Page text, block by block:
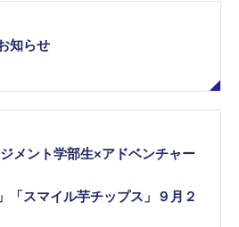
知らせ
メント学部生×アドベンチャー
「スマイル芋チップス」９月２